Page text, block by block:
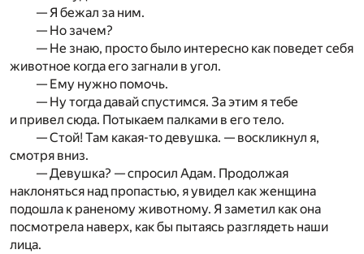
— Я бежал за ним.
— Но зачем?
— Не знаю, просто было интересно как поведет себя
животное когда его загнали в угол.
— Ему нужно помочь.
— Ну тогда давай спустимся. За этим я тебе
и привел сюда. Потыкаем палками в его тело.
— Стой! Там какая-то девушка. — воскликнул я,
смотря вниз.
— Девушка? — спросил Адам. Продолжая
наклоняться над пропастью, я увидел как женщина
подошла к раненому животному. Я заметил как она
посмотрела наверх, как бы пытаясь разглядеть наши
лица.